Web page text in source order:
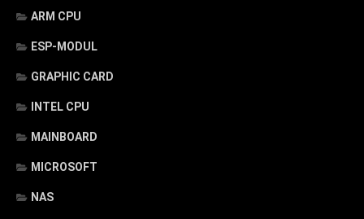
ARM CPU
ESP-MODUL
GRAPHIC CARD
INTEL CPU
MAINBOARD
MICROSOFT
NAS